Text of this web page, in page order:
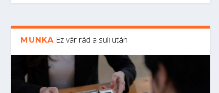
MUNKA Ez vár rád a suli után